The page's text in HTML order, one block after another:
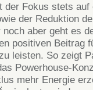
der Fokus stets auf
der Reduktion
aber geht es
positiven Beitrag
leisten. So zeigt
Powerhouse-
mehr Energie